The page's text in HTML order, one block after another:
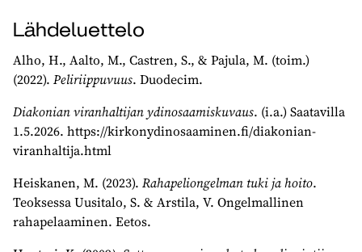
Lähdeluettelo
Alho, H., Aalto, M., Castren, S., & Pajula, M. (toim.)
(2022). Peliriippuvuus. Duodecim.
Diakonian viranhaltijan ydinosaamiskuvaus. (i.a.) Saatavilla
1.5.2026. https://kirkonydinosaaminen.fi/diakonian-
viranhaltija.html
Heiskanen, M. (2023). Rahapeliongelman tuki ja hoito.
Teoksessa Uusitalo, S. & Arstila, V. Ongelmallinen
rahapelaaminen. Eetos.